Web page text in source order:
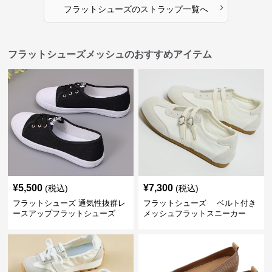
フラットシューズのストラップ一覧へ ›
フラットシューズメッシュのおすすめアイテム
¥5,500 (税込)
フラットシューズ 通気性抜群レ
ースアップフラットシューズ
¥7,300 (税込)
フラットシューズ ベルト付き
メッシュフラットスニーカー